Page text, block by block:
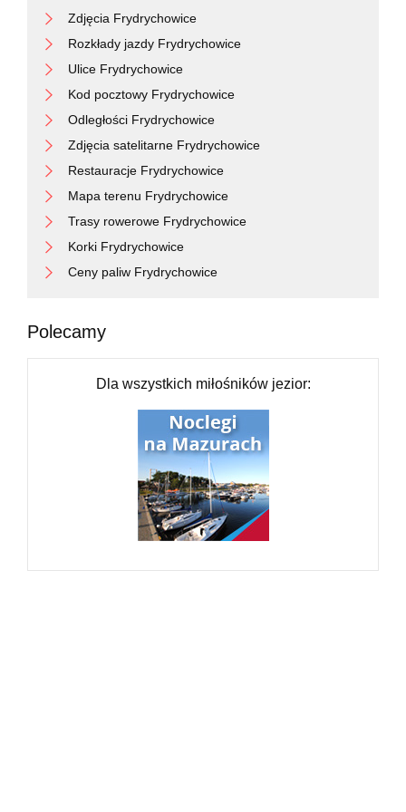
Zdjęcia Frydrychowice
Rozkłady jazdy Frydrychowice
Ulice Frydrychowice
Kod pocztowy Frydrychowice
Odległości Frydrychowice
Zdjęcia satelitarne Frydrychowice
Restauracje Frydrychowice
Mapa terenu Frydrychowice
Trasy rowerowe Frydrychowice
Korki Frydrychowice
Ceny paliw Frydrychowice
Polecamy
Dla wszystkich miłośników jezior: